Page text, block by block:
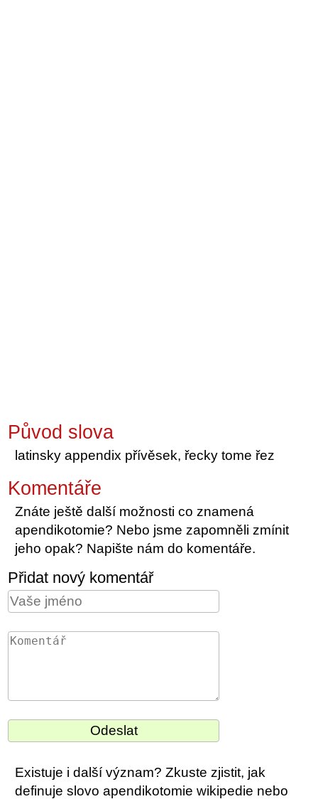
Původ slova
latinsky appendix přívěsek, řecky tome řez
Komentáře
Znáte ještě další možnosti co znamená
apendikotomie? Nebo jsme zapomněli zmínit
jeho opak? Napište nám do komentáře.
Přidat nový komentář
Existuje i další význam? Zkuste zjistit, jak
definuje slovo apendikotomie wikipedie nebo